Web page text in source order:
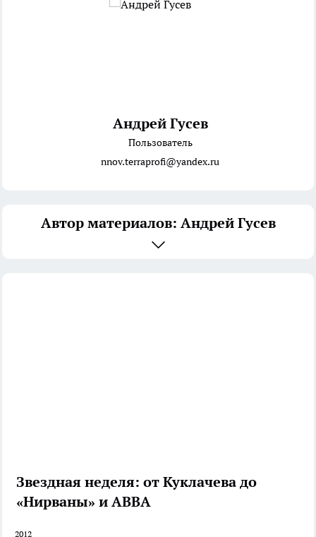
Андрей Гусев
Пользователь
nnov.terraprofi@yandex.ru
Автор материалов: Андрей Гусев
Звездная неделя: от Куклачева до
«Нирваны» и АВВА
2012